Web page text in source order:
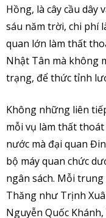
Hồng, là cây cầu dây
sáu năm trời, chi phí
quan lớn làm thất
Nhật Tân mà không
trạng, để thức tỉnh
Không những liên
mỗi vụ làm thất
nước mà đại quan
bộ máy quan chức
ngân sách. Mỗi
Thăng như Trịnh
Nguyễn Quốc